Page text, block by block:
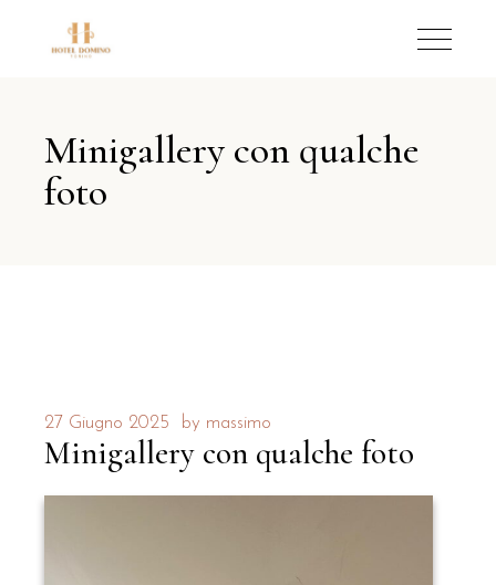
Minigallery con qualche
foto
27 Giugno 2025 by massimo
Minigallery con qualche foto